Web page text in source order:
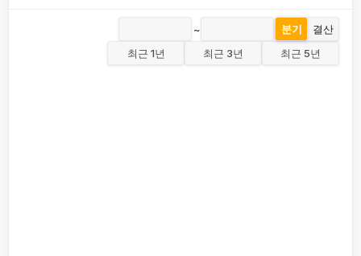
~ 분기
결산
최근 1년
최근 3년 최근 5년